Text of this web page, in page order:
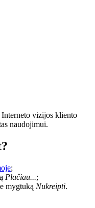
Interneto vizijos kliento
naudojimui.
;
Plačiau...;
mygtuką Nukreipti.